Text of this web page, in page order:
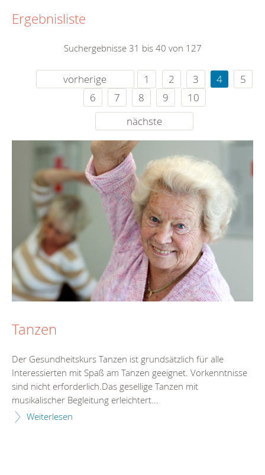
Ergebnisliste
Suchergebnisse 31 bis 40 von 127
vorherige 1 2 3 4
5
6
7 8 9
10
nächste
Tanzen
Der Gesundheitskurs Tanzen ist grundsätzlich für alle
Interessierten mit Spaß am Tanzen geeignet. Vorkenntnisse
sind nicht erforderlich.Das gesellige Tanzen mit
musikalischer Begleitung erleichtert...
Weiterlesen